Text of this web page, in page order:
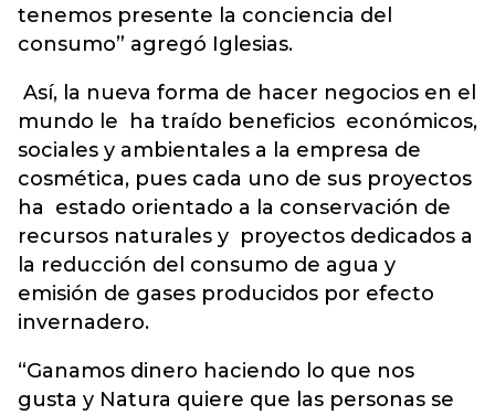
tenemos presente la conciencia del
consumo” agregó Iglesias.
Así, la nueva forma de hacer negocios en el
mundo le ha traído beneficios económicos,
sociales y ambientales a la empresa de
cosmética, pues cada uno de sus proyectos
ha estado orientado a la conservación de
recursos naturales y proyectos dedicados a
la reducción del consumo de agua y
emisión de gases producidos por efecto
invernadero.
“Ganamos dinero haciendo lo que nos
gusta y Natura quiere que las personas se